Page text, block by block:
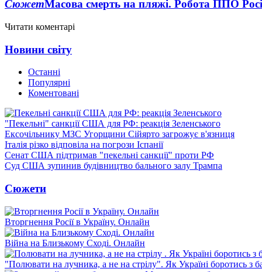
СюжетМасова смерть на пляжі. Робота ППО
Читати коментарі
Новини світу
Останні
Популярні
Коментовані
"Пекельні" санкції США для РФ: реакція Зеленського
Ексочільнику МЗС Угорщини Сійярто загрожує в'язниця
Італія різко відповіла на погрози Іспанії
Сенат США підтримав "пекельні санкції" проти РФ
Суд США зупинив будівництво бального залу Трампа
Сюжети
Вторгнення Росії в Україну. Онлайн
Війна на Близькому Сході. Онлайн
"Полювати на лучника, а не на стрілу". Як Україні боротись з